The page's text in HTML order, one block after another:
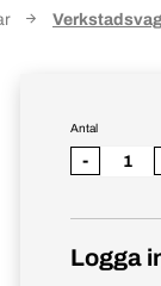
Antal
-
Logga